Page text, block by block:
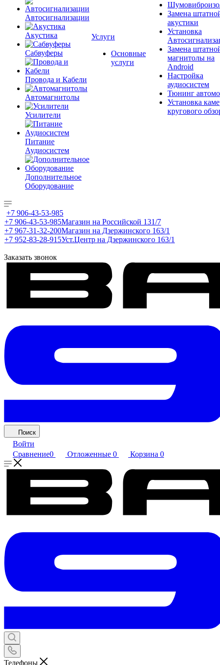
Автосигнализации
Акустика
Сабвуферы
Провода и Кабели
Автомагнитолы
Усилители
Питание
Аудиосистем
Дополнительное
Оборудование
Услуги
Основные
услуги
Замена
акустики
Установка
Замена
магнитолы на
Android
Настройка
аудиосистем
Тюнинг
Установка
кругового
+7 906-43-53-985
+7 906-43-53-985Магазин на Российской 131/7
+7 967-31-32-200Магазин на Дзержинского 163/1
+7 952-83-28-915Уст.Центр на Дзержинского 163/1
Заказать звонок
Поиск
Войти
Сравнение0 Отложенные 0 Корзина 0
Телефоны